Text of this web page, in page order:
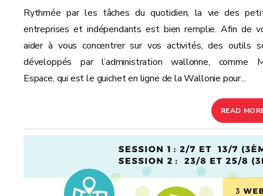
Rythmée par les tâches du quotidien, la vie des
entreprises et indépendants est bien remplie. Afin de
aider à vous concentrer sur vos activités, des outils
développés par l’administration wallonne, comme
Espace, qui est le guichet en ligne de la Wallonie pour...
READ